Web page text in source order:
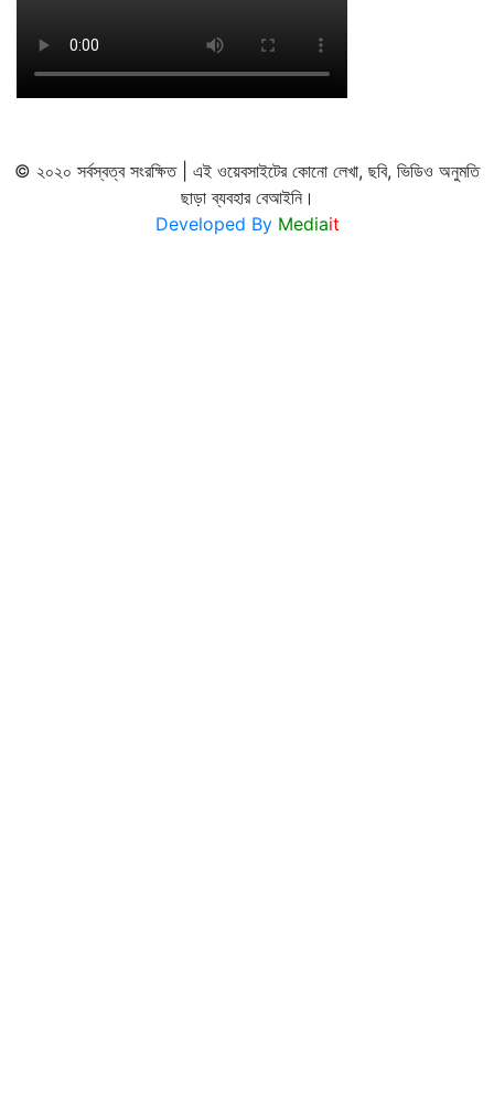
© ২০২০ সর্বস্বত্ব সংরক্ষিত | এই ওয়েবসাইটের কোনো লেখা, ছবি, ভিডিও অনুমতি
ছাড়া ব্যবহার বেআইনি।
Developed By Mediait